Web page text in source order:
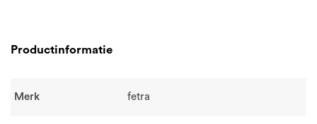
Productinformatie
Merk fetra